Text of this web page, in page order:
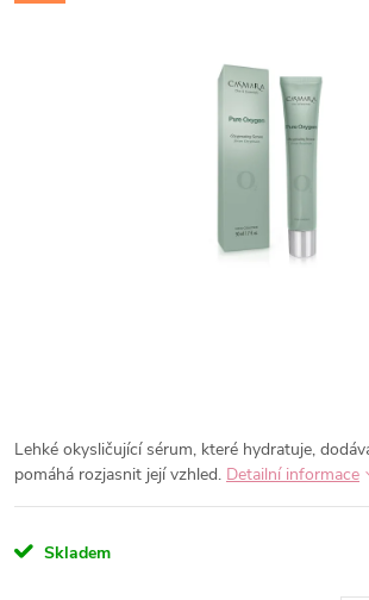
Lehké okysličující sérum, které hydratuje,
pomáhá rozjasnit její vzhled. Detailní informace
Skladem